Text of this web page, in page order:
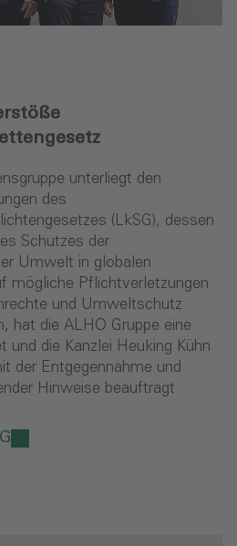
unterliegt den
des
(LkSG), dessen
Schutzes der
Umwelt in globalen
mögliche Pflichtverletzungen
und Umweltschutz
hat die ALHO Gruppe eine
und die Kanzlei Heuking Kühn
der Entgegennahme und
Hinweise beauftragt